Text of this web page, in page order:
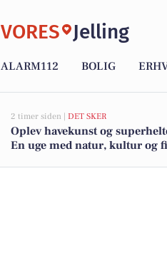
VORES Jelling
ALARM112 BOLIG
2 timer siden | DET SKER
Oplev havekunst og
En uge med natur, kultur og